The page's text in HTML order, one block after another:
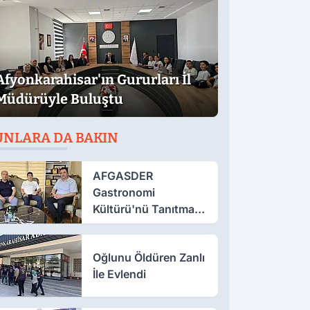
Gururları İl
Buluştu
DA BAKIN
AFGASDER
Gastronomi
Kültürü'nü Tanıtmak
İçin Çalışıyor
Oğlunu Öldüren Zanlı
İle Evlendi